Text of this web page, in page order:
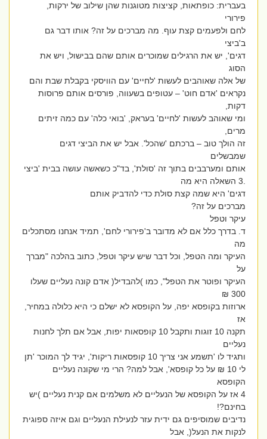
בעברית: כופתאות, קציצות מטוגנות שהן שילוב של ירקות,
פירורי
לחם ולפעמים קצת עוף. מה מברכים על זה? אותו דבר גם
ב'ביצי
דגים', יש את הרגילים שמוכרים אותם שהם בבישול, ויש את
הסוג
של אלה שאוהבים לעשות 'לחיים' עם הוויסקי בקבלת שבת והם
נקראים 'אדם חוט' – עטופים בשעווה, פורסים אותם פרוסות
דקות,
ומי שאוהב לעשות 'לחיים' בעראק, 'בואי כלה' עם כמה זיתים
מרים,
זה הולך טוב – ברכתם 'שהכל'. אבל יש את הביצי דגים
שמבשלים
אותם ומערבבים בתוך זה 'סולת', בד"כ כשאשה עושה בבית 'ביצי
דגים' היא שמה קצת סולת כדי להדביק אותם
מברכים על זה?
עיקר וטפל
ד. בדרך כלל אם לא מדובר ב'פירורי לחם', תמיד אנחנו מסתכלים
מה
העיקר ומה הטפל, וכל דבר שיש עיקר וטפל, כתוב בהלכה "מברך
על
העיקר ופוטר את הטפל", כמו )להבדיל( אדם קונה נעליים שעלו
300 ₪
ארוזות בקופסא יפה, על הקופסא לא ישלם כי היא כלולה במחיר,
אז
תקנה 10 זוגות ותקבל 10 קופסאות יפות, אבל אם תלך לחנות
נעליים
ותגיד לו 'תשמע אני צריך 10 קופסאות ריקות', יגיד לך המוכר 'תן
לי 10 ₪ על כל קופסא', אבל למה? הרי מי שקונה נעליים
הקופסא
בחינם?!
נדיבים שמוסיפים גם ידית עזר לנעילת הנעליים וגם איזה ספוגית
לנקות את הנעל(, אבל